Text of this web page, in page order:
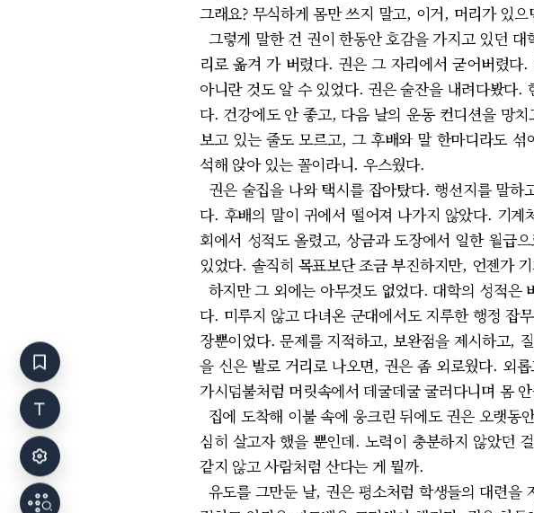
그래요? 무식하게 몸만 쓰지 말고, 이거, 머리가 있
그렇게 말한 건 권이 한동안 호감을 가지고 있던
리로 옮겨 가 버렸다. 권은 그 자리에서 굳어버렸
아니란 것도 알 수 있었다. 권은 술잔을 내려다봤다
다. 건강에도 안 좋고, 다음 날의 운동 컨디션을 망
보고 있는 줄도 모르고, 그 후배와 말 한마디라도
석해 앉아 있는 꼴이라니. 우스웠다.
권은 술집을 나와 택시를 잡아탔다. 행선지를 말
다. 후배의 말이 귀에서 떨어져 나가지 않았다. 기
회에서 성적도 올렸고, 상금과 도장에서 일한 월급
있었다. 솔직히 목표보단 조금 부진하지만, 언젠가
하지만 그 외에는 아무것도 없었다. 대학의 성적
다. 미루지 않고 다녀온 군대에서도 지루한 행정 잡
장뿐이었다. 문제를 지적하고, 보완점을 제시하고,
을 신은 발로 거리로 나오면, 권은 좀 외로웠다. 외
가시덤불처럼 머릿속에서 데굴데굴 굴러다니며 몸
집에 도착해 이불 속에 웅크린 뒤에도 권은 오랫
심히 살고자 했을 뿐인데. 노력이 충분하지 않았던
같지 않고 사람처럼 산다는 게 뭘까.
유도를 그만둔 날, 권은 평소처럼 학생들의 대련을